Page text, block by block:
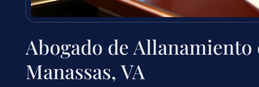
Abogado de Allanamiento
Manassas, VA